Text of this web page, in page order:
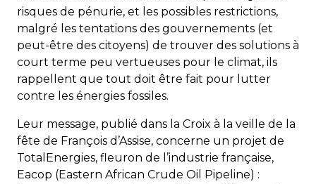
risques de pénurie, et les possibles restrictions,
malgré les tentations des gouvernements (et
peut-être des citoyens) de trouver des solutions à
court terme peu vertueuses pour le climat, ils
rappellent que tout doit être fait pour lutter
contre les énergies fossiles.
Leur message, publié dans la Croix à la veille de la
fête de François d’Assise, concerne un projet de
TotalEnergies, fleuron de l’industrie française,
Eacop (Eastern African Crude Oil Pipeline) :